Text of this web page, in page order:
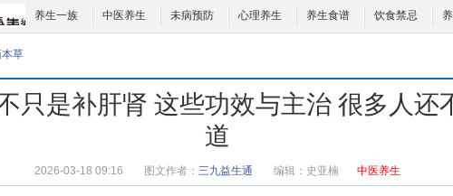
养生一族 中医养生 未病预防 心理养生 养生食谱 饮食禁忌
草
只是补肝肾 这些功效与主治 很多人还
道
2026-03-18 09:16 图文作者： 三九益生通 编辑： 史亚楠 中医养生